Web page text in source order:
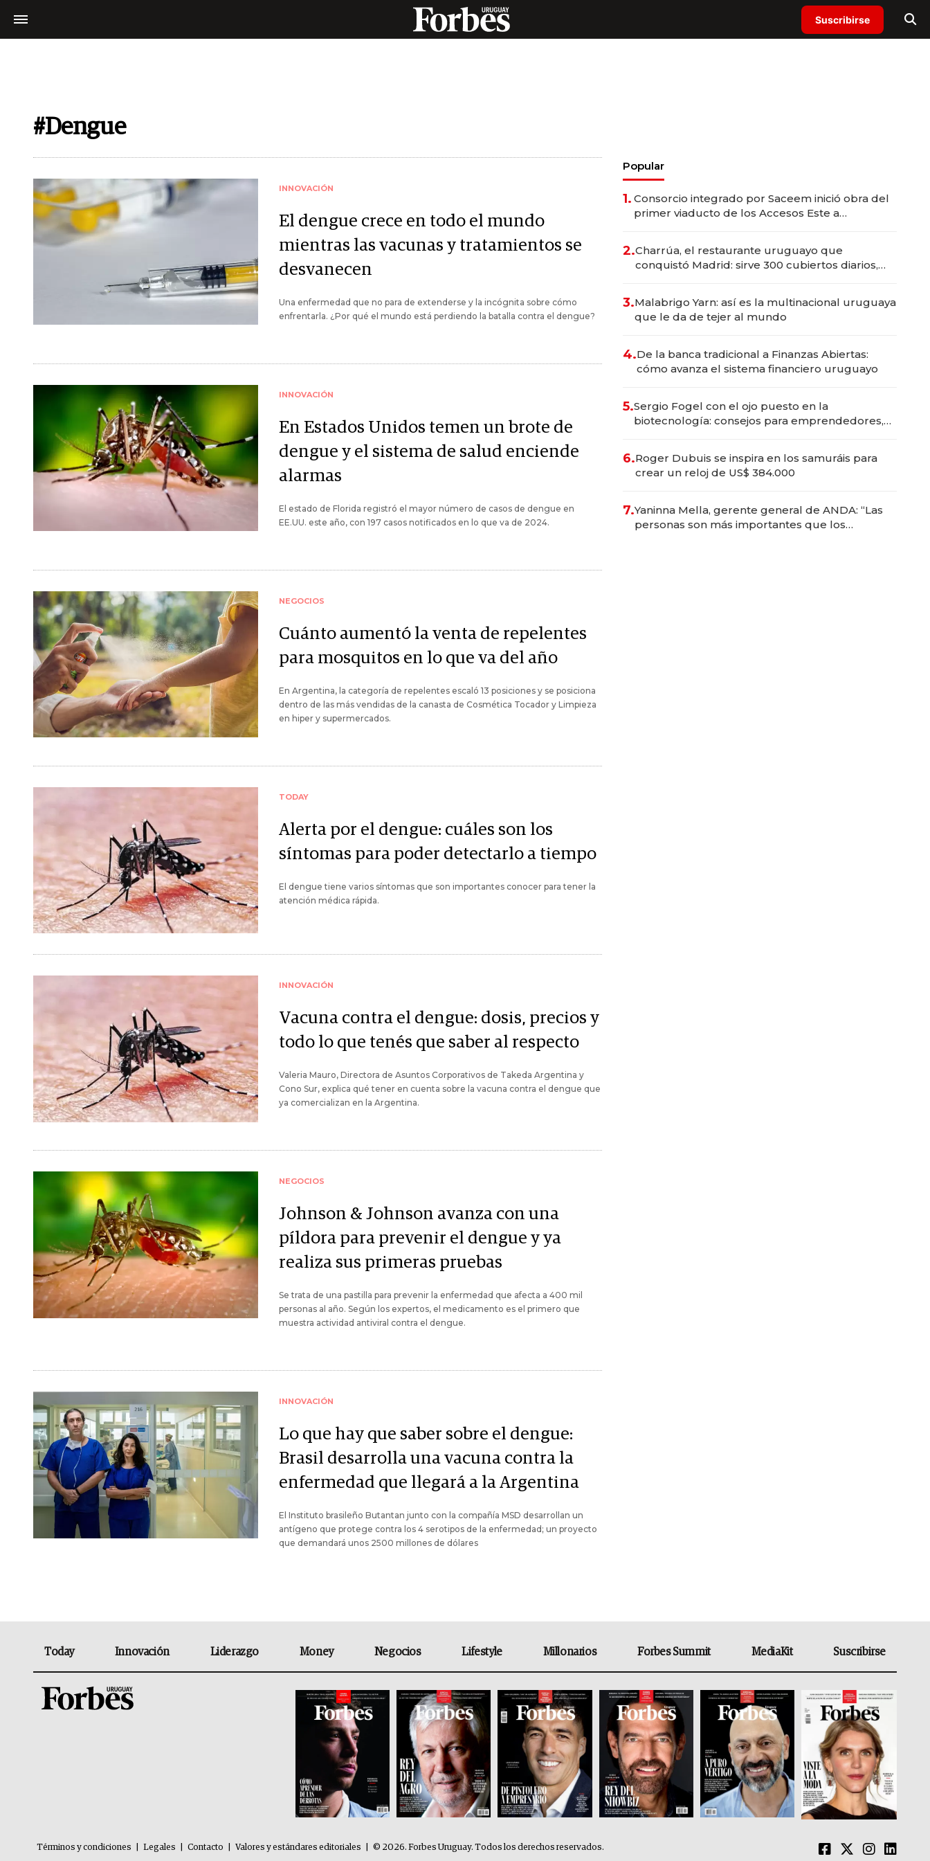
Suscribirse
#Dengue
INNOVACIÓN
El dengue crece en todo el mundo
mientras las vacunas y tratamientos se
desvanecen
Una enfermedad que no para de extenderse y la incógnita sobre cómo
enfrentarla. ¿Por qué el mundo está perdiendo la batalla contra el dengue?
INNOVACIÓN
En Estados Unidos temen un brote de
dengue y el sistema de salud enciende
alarmas
El estado de Florida registró el mayor número de casos de dengue en
EE.UU. este año, con 197 casos notificados en lo que va de 2024.
NEGOCIOS
Cuánto aumentó la venta de repelentes
para mosquitos en lo que va del año
En Argentina, la categoría de repelentes escaló 13 posiciones y se posiciona
dentro de las más vendidas de la canasta de Cosmética Tocador y Limpieza
en hiper y supermercados.
TODAY
Alerta por el dengue: cuáles son los
síntomas para poder detectarlo a tiempo
El dengue tiene varios síntomas que son importantes conocer para tener la
atención médica rápida.
INNOVACIÓN
Vacuna contra el dengue: dosis, precios y
todo lo que tenés que saber al respecto
Valeria Mauro, Directora de Asuntos Corporativos de Takeda Argentina y
Cono Sur, explica qué tener en cuenta sobre la vacuna contra el dengue que
ya comercializan en la Argentina.
NEGOCIOS
Johnson & Johnson avanza con una
píldora para prevenir el dengue y ya
realiza sus primeras pruebas
Se trata de una pastilla para prevenir la enfermedad que afecta a 400 mil
personas al año. Según los expertos, el medicamento es el primero que
muestra actividad antiviral contra el dengue.
INNOVACIÓN
Lo que hay que saber sobre el dengue:
Brasil desarrolla una vacuna contra la
enfermedad que llegará a la Argentina
El Instituto brasileño Butantan junto con la compañía MSD desarrollan un
antígeno que protege contra los 4 serotipos de la enfermedad; un proyecto
que demandará unos 2500 millones de dólares
Popular
1. Consorcio integrado por Saceem inició obra del
primer viaducto de los Accesos Este a
2.Charrúa, el restaurante uruguayo que
conquistó Madrid: sirve 300 cubiertos diarios,
3.Malabrigo Yarn: así es la multinacional uruguaya
que le da de tejer al mundo
4.De la banca tradicional a Finanzas Abiertas:
cómo avanza el sistema financiero uruguayo
5.Sergio Fogel con el ojo puesto en la
biotecnología: consejos para emprendedores,
6.Roger Dubuis se inspira en los samuráis para
crear un reloj de US$ 384.000
7.Yaninna Mella, gerente general de ANDA: “Las
personas son más importantes que los
Today Innovación Liderazgo Money Negocios Lifestyle Millonarios Forbes Summit MediaKit Suscribirse
Términos y condiciones Legales Contacto Valores y estándares editoriales © 2026. Forbes Uruguay. Todos los derechos reservados.